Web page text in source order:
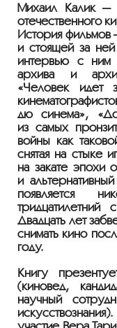
Михаил Калик —
отечественного
История
и стоящей за
интервью с ним
архива и
«Человек идет
дю синема»,
из самых
войны как
снятая на стыке
на закате эпохи
и
появляется
Двадцать лет
снимать кино
году.
Книгу
(киновед,
научный